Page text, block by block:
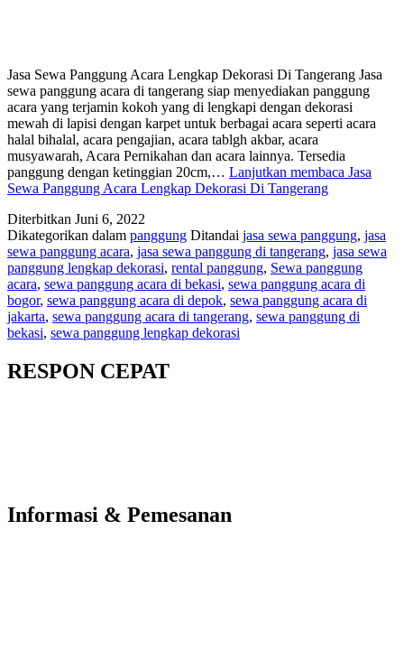
Jasa Sewa Panggung Acara Lengkap Dekorasi Di Tangerang Jasa
sewa panggung acara di tangerang siap menyediakan panggung
acara yang terjamin kokoh yang di lengkapi dengan dekorasi
mewah di lapisi dengan karpet untuk berbagai acara seperti acara
halal bihalal, acara pengajian, acara tablgh akbar, acara
musyawarah, Acara Pernikahan dan acara lainnya. Tersedia
panggung dengan ketinggian 20cm,… Lanjutkan membaca Jasa
Sewa Panggung Acara Lengkap Dekorasi Di Tangerang
Diterbitkan Juni 6, 2022
Dikategorikan dalam panggung Ditandai jasa sewa panggung, jasa
sewa panggung acara, jasa sewa panggung di tangerang, jasa sewa
panggung lengkap dekorasi, rental panggung, Sewa panggung
acara, sewa panggung acara di bekasi, sewa panggung acara di
bogor, sewa panggung acara di depok, sewa panggung acara di
jakarta, sewa panggung acara di tangerang, sewa panggung di
bekasi, sewa panggung lengkap dekorasi
RESPON CEPAT
Informasi & Pemesanan